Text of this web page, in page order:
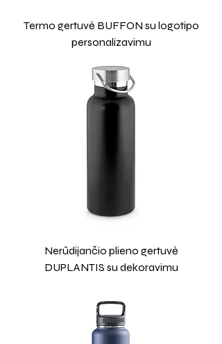
Termo gertuvė BUFFON su logotipo
personalizavimu
Nerūdijančio plieno gertuvė
DUPLANTIS su dekoravimu